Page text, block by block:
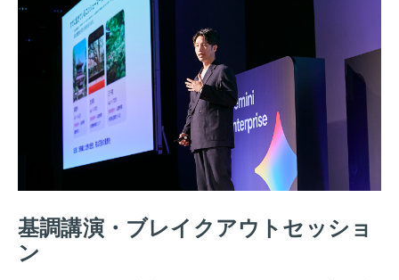
基調講演・ブレイクアウトセッショ
ン